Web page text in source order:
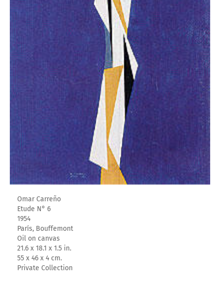
Omar Carreño
Etude N° 6
1954
París, Bouffemont
Oil on canvas
21.6 x 18.1 x 1.5 in.
55 x 46 x 4 cm.
Private Collection